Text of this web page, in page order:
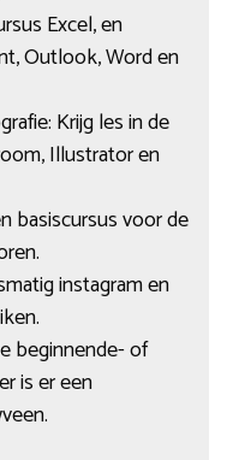
Excel, en
Outlook, Word en
Krijg les in de
Illustrator en
basiscursus voor de
instagram en
beginnende- of
is er een